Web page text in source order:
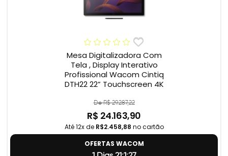
Mesa Digitalizadora Com
Tela , Display Interativo
Profissional Wacom Cintiq
DTH22 22” Touchscreen 4K
De R$ 29.287,22
R$ 24.163,90
Até 12x de R$2.458,88 no cartão
OFERTAS WACOM